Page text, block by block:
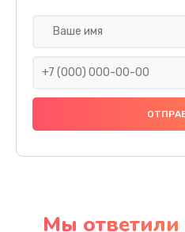
Сбор/
1490
Мы